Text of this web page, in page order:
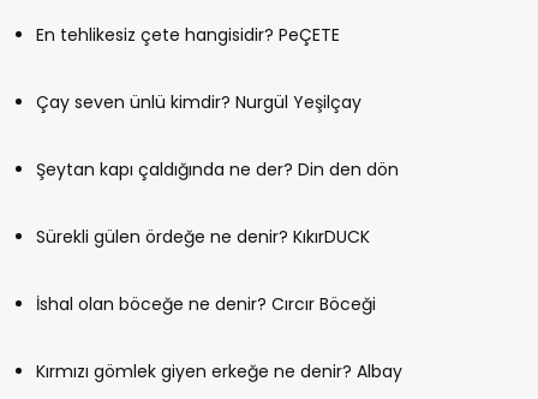
En tehlikesiz çete hangisidir? PeÇETE
Çay seven ünlü kimdir? Nurgül Yeşilçay
Şeytan kapı çaldığında ne der? Din den dön
Sürekli gülen ördeğe ne denir? KıkırDUCK
İshal olan böceğe ne denir? Cırcır Böceği
Kırmızı gömlek giyen erkeğe ne denir? Albay